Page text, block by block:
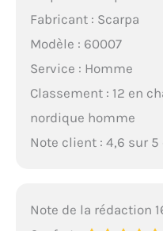
Fabricant : Scarpa
Modèle : 60007
Service : Homme
Classement : 12 en
nordique homme
Note client : 4,6 sur 5
Note de la rédaction